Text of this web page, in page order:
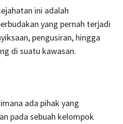
ini adalah
yang pernah terjadi
pengusiran, hingga
di suatu kawasan.
ada pihak yang
pada sebuah kelompok